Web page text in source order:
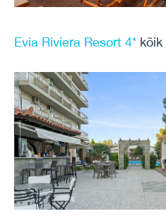
Evia Riviera Resort 4*